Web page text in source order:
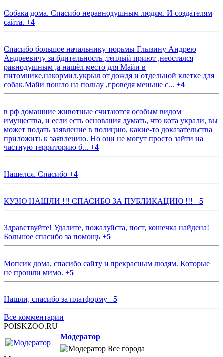
Собака дома. Спасибо неравнодушным людям. И создателям
сайта. +4
Спасибо большое начальнику тюрьмы Глызину Андрею
Андреевичу за бдительность ,тёплый приют ,неостался
равнодушным ,а нашёл место для Майи в
питомнике,накормил,укрыл от дождя и отдельной клетке для
собак.Майи пошло на пользу ,проведя меньше с... +4
в рф домашние животные считаются особым видом
имущества, и если есть основания думать, что кота украли, вы
может подать заявление в полицию, какие-то доказательства
приложить к заявлению. Но они не могут просто зайти на
частную территорию б... +4
Нашелся. Спасибо +4
КУЗЮ НАШЛИ !!! СПАСИБО ЗА ПУБЛИКАЦИЮ !!! +5
Здравствуйте! Удалите, пожалуйста, пост, кошечка найдена!
Большое спасибо за помощь +5
Мопсик дома, спасибо сайту и прекрасным людям. Которые
не прошли мимо. +5
Нашли, спасибо за платформу +5
Все комментарии
POISKZOO.RU
Модератор
Все города